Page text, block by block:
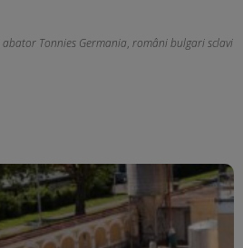
abator Tonnies Germania, români bulgari sclavi